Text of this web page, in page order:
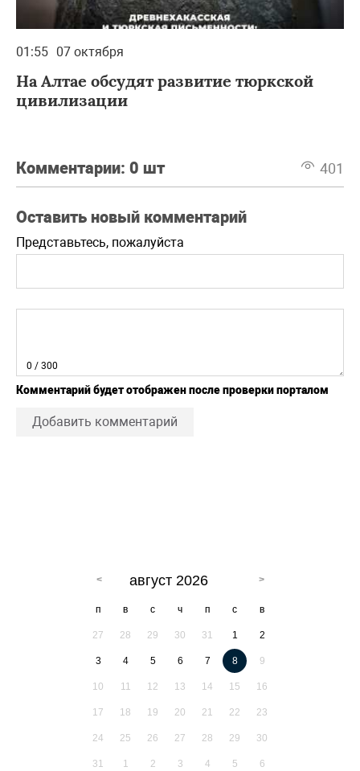
01:55 07 октября
На Алтае обсудят развитие тюркской
цивилизации
Комментарии: 0 шт 401
Оставить новый комментарий
Представьтесь, пожалуйста
0 / 300
Комментарий будет отображен после проверки порталом
Добавить комментарий
август 2026
п в с ч п с в
27 28 29 30 31 1 2
3 4 5 6 7 8 9
10 11 12 13 14 15 16
17 18 19 20 21 22 23
24 25 26 27 28 29 30
31 1 2 3 4 5 6